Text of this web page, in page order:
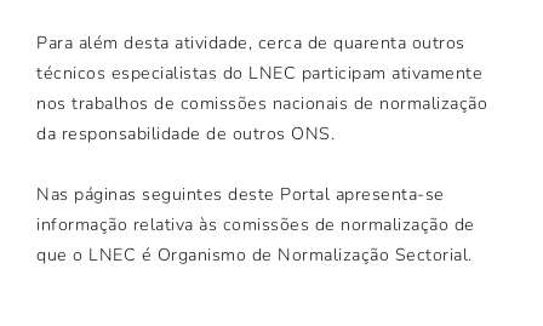
Para além desta atividade, cerca de quarenta outros
técnicos especialistas do LNEC participam ativamente
nos trabalhos de comissões nacionais de normalização
da responsabilidade de outros ONS.
Nas páginas seguintes deste Portal apresenta-se
informação relativa às comissões de normalização de
que o LNEC é Organismo de Normalização Sectorial.